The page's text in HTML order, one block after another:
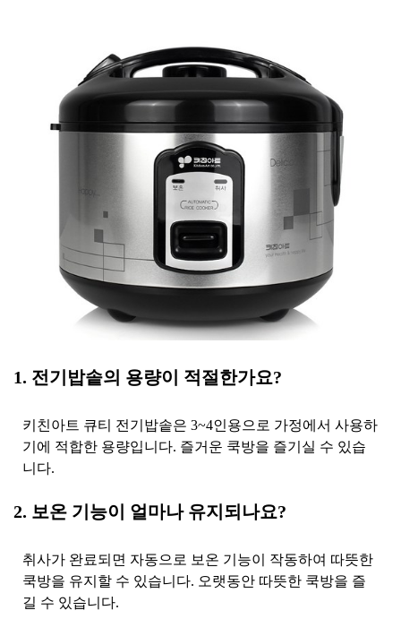
1. 전기밥솥의 용량이 적절한가요?
키친아트 큐티 전기밥솥은 3~4인용으로 가정에서 사용하
기에 적합한 용량입니다. 즐거운 쿡방을 즐기실 수 있습
니다.
2. 보온 기능이 얼마나 유지되나요?
취사가 완료되면 자동으로 보온 기능이 작동하여 따뜻한
쿡방을 유지할 수 있습니다. 오랫동안 따뜻한 쿡방을 즐
길 수 있습니다.